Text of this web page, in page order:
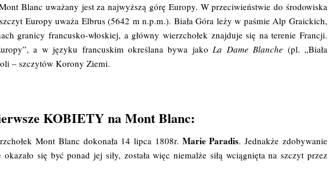
Blanc uważany jest za najwyższą górę Europy. W przeciwieństwie do środowiska
Europy uważa Elbrus (5642 m n.p.m.). Biała Góra leży w paśmie Alp Graickich,
granicy francusko-włoskiej, a główny wierzchołek znajduje się na terenie Francji.
a w języku francuskim określana bywa jakoLa Dame Blanche (pl. „Biała
– szczytów Korony Ziemi.
KOBIETY na Mont Blanc:
Mont Blanc dokonała 14 lipca 1808r. Marie Paradis. Jednakże zdobywanie
się być ponad jej siły, została więc niemalże siłą wciągnięta na szczyt przez